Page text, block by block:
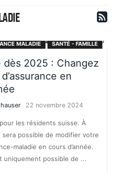
MALADIE SANTÉ - FAMILLE
dès 2025 : Changez
en
22 novembre 2024
les résidents suisse. À
sera possible de modifier votre
maladie en cours d’année.
uniquement possible de ...